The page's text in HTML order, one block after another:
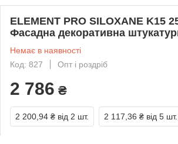
ELEMENT PRO SILOXANE K15
Фасадна декоративна
Немає в наявності
Код: 827
Опт і роздріб
2 786 ₴
2 200,94 ₴ від 2 шт. 2 117,36 ₴ від 5 шт.